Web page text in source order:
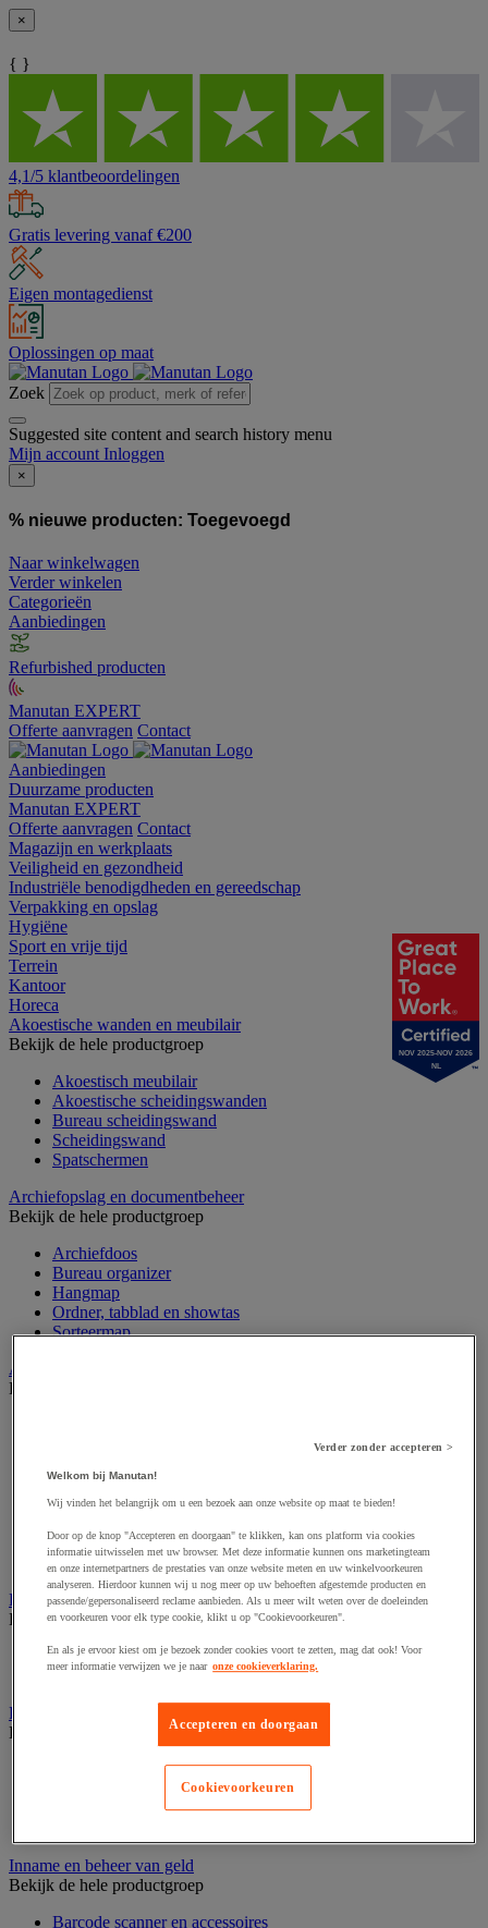
×
{ }
4,1/5 klantbeoordelingen
Gratis levering vanaf €200
Eigen montagedienst
Oplossingen op maat
Zoek
Suggested site content and search history menu
Mijn account Inloggen
×
% nieuwe producten: Toegevoegd
Naar winkelwagen
Verder winkelen
Categorieën
Aanbiedingen
Refurbished producten
Manutan EXPERT
Offerte aanvragen Contact
Aanbiedingen
Duurzame producten
Manutan EXPERT
Offerte aanvragen Contact
Magazijn en werkplaats
Veiligheid en gezondheid
Industriële benodigdheden en gereedschap
Verpakking en opslag
Hygiëne
Sport en vrije tijd
Terrein
Kantoor
Horeca
Akoestische wanden en meubilair
Bekijk de hele productgroep
Akoestisch meubilair
Akoestische scheidingswanden
Bureau scheidingswand
Scheidingswand
Spatschermen
Archiefopslag en documentbeheer
Bekijk de hele productgroep
Archiefdoos
Bureau organizer
Hangmap
Ordner, tabblad en showtas
Sorteermap
Audiovisueel
Bekijk de hele productgroep
Fotocamera, videocamera en verrekijker
Professionele audio en geluidsopname
Studioverlichting en accessoires
Tv, dvd-speler en Blu-ray
Bewegwijzering en aanduidingsborden
Bekijk de hele productgroep
Deurnaambord
Pictogram
Folderrek en -houder
Bekijk de hele productgroep
Tafel folderstandaard
Inname en beheer van geld
Bekijk de hele productgroep
Barcode scanner en accessoires
NOV 2025-NOV 2026
NL
Verder zonder accepteren >
Welkom bij Manutan!
Wij vinden het belangrijk om u een bezoek aan onze website op maat te bieden!
Door op de knop "Accepteren en doorgaan" te klikken, kan ons platform via cookies
informatie uitwisselen met uw browser. Met deze informatie kunnen ons marketingteam
en onze internetpartners de prestaties van onze website meten en uw winkelvoorkeuren
analyseren. Hierdoor kunnen wij u nog meer op uw behoeften afgestemde producten en
passende/gepersonaliseerd reclame aanbieden. Als u meer wilt weten over de doeleinden
en voorkeuren voor elk type cookie, klikt u op "Cookievoorkeuren".
En als je ervoor kiest om je bezoek zonder cookies voort te zetten, mag dat ook! Voor
meer informatie verwijzen we je naar onze cookieverklaring.
Accepteren en doorgaan
Cookievoorkeuren